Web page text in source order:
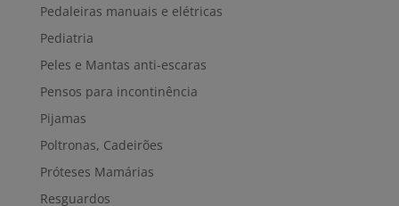
Pedaleiras manuais e elétricas
Pediatria
Peles e Mantas anti-escaras
Pensos para incontinência
Pijamas
Poltronas, Cadeirões
Próteses Mamárias
Resguardos